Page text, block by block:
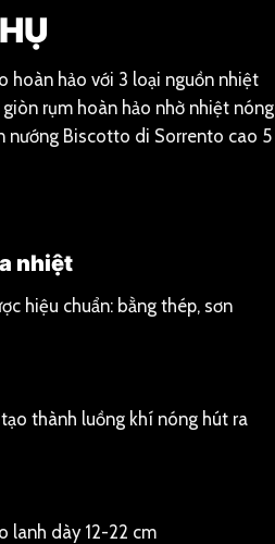
hoàn hảo với 3 loại nguồn nhiệt
rụm hoàn hảo nhờ nhiệt nóng
nướng Biscotto di Sorrento cao 5
nhiệt
hiệu chuẩn: bằng thép, sơn
thành luồng khí nóng hút ra
lanh dày 12-22 cm